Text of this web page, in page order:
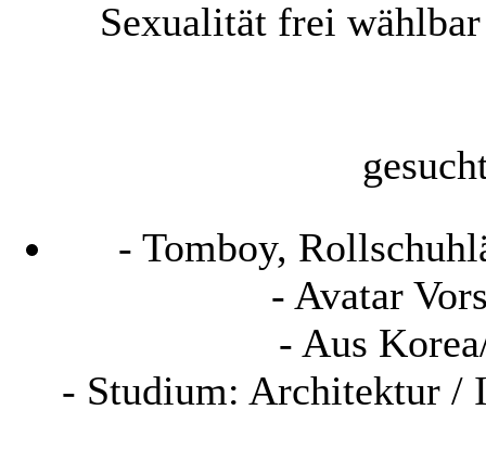
Sexualität frei
- Tomboy,
- Avatar
- Aus
- Studium: Architektur /